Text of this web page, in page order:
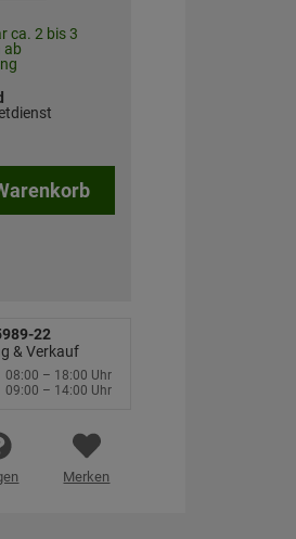
ca. 2 bis 3
ab
22
& Verkauf
08:00 – 18:00 Uhr
09:00 – 14:00 Uhr
Merken